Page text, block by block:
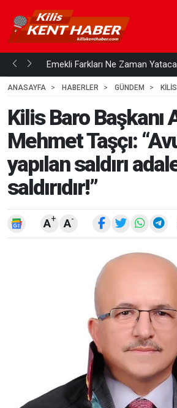
mi... Emekli Farkları Ne Zaman
ANASAYFA
HABERLER GÜNDEM
Kilis Baro Başkanı
Mehmet Taşçı:
yapılan saldırı
saldırıdır!”
A+ A-